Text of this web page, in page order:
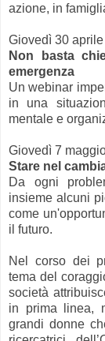
azione, in
Giovedì 30
Non basta
emergenza
Un webinar
in una
mentale e
Giovedì 7
Stare nel
Da ogni
insieme alcuni
come
il futuro.
Nel corso dei
tema del
società
in prima linea,
grandi donne